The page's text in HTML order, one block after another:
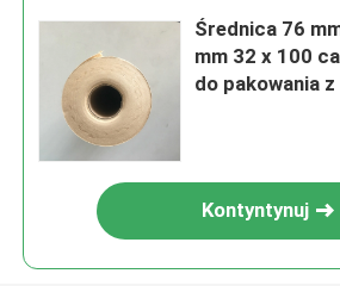
Średnica 76
mm 32 x 100
do pakowania
Kontyntynuj